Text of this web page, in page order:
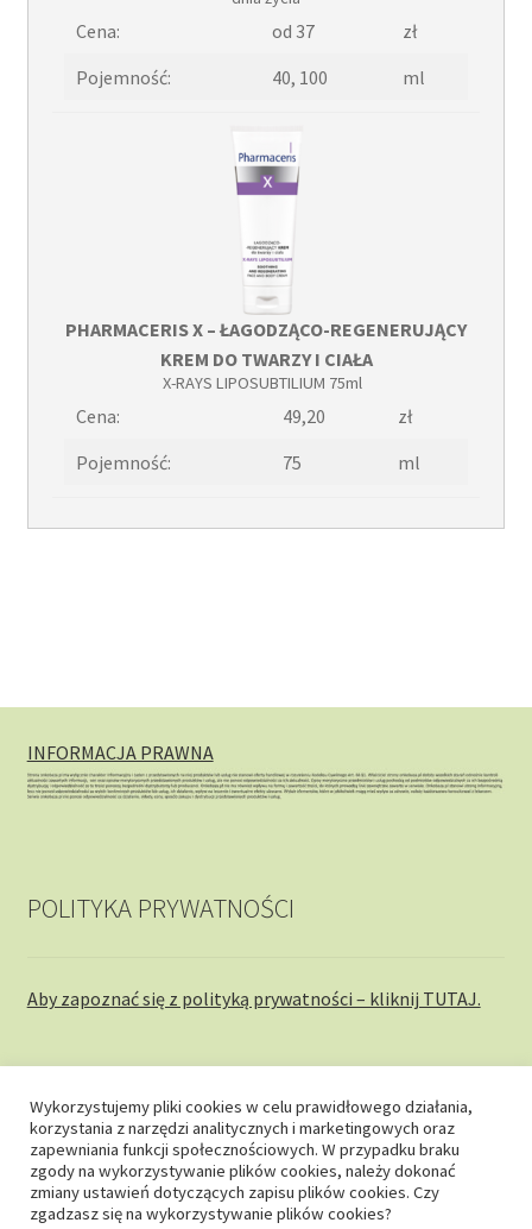
Cena: od 37
zł
Pojemność:
40, 100 ml
PHARMACERIS X – ŁAGODZĄCO-REGENERUJĄCY
KREM DO TWARZY I CIAŁA
X-RAYS LIPOSUBTILIUM 75ml
Cena: 49,20
zł
Pojemność:
75 ml
INFORMACJA PRAWNA
POLITYKA PRYWATNOŚCI
Aby zapoznać się z polityką prywatności – kliknij TUTAJ.
© onkobaza.pl 2026
Stworzone z WooCommerce.
Wykorzystujemy pliki cookies w celu prawidłowego działania,
korzystania z narzędzi analitycznych i marketingowych oraz
zapewniania funkcji społecznościowych. W przypadku braku
zgody na wykorzystywanie plików cookies, należy dokonać
zmiany ustawień dotyczących zapisu plików cookies. Czy
zgadzasz się na wykorzystywanie plików cookies?